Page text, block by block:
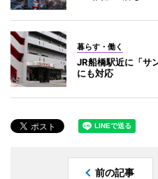
暮らす・働く
JR船橋駅近に「サ
にも対応
前の記事